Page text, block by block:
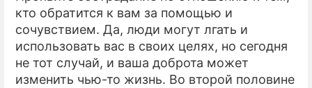
кто обратится к вам за помощью и
сочувствием. Да, люди могут лгать и
использовать вас в своих целях, но сегодня
не тот случай, и ваша доброта может
изменить чью-то жизнь. Во второй половине